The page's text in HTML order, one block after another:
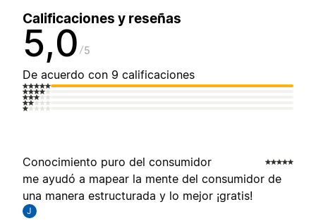
Calificaciones y reseñas
5,0 5
De acuerdo con 9 calificaciones
Conocimiento puro del consumidor
me ayudó a mapear la mente del consumidor de
una manera estructurada y lo mejor ¡gratis!
J